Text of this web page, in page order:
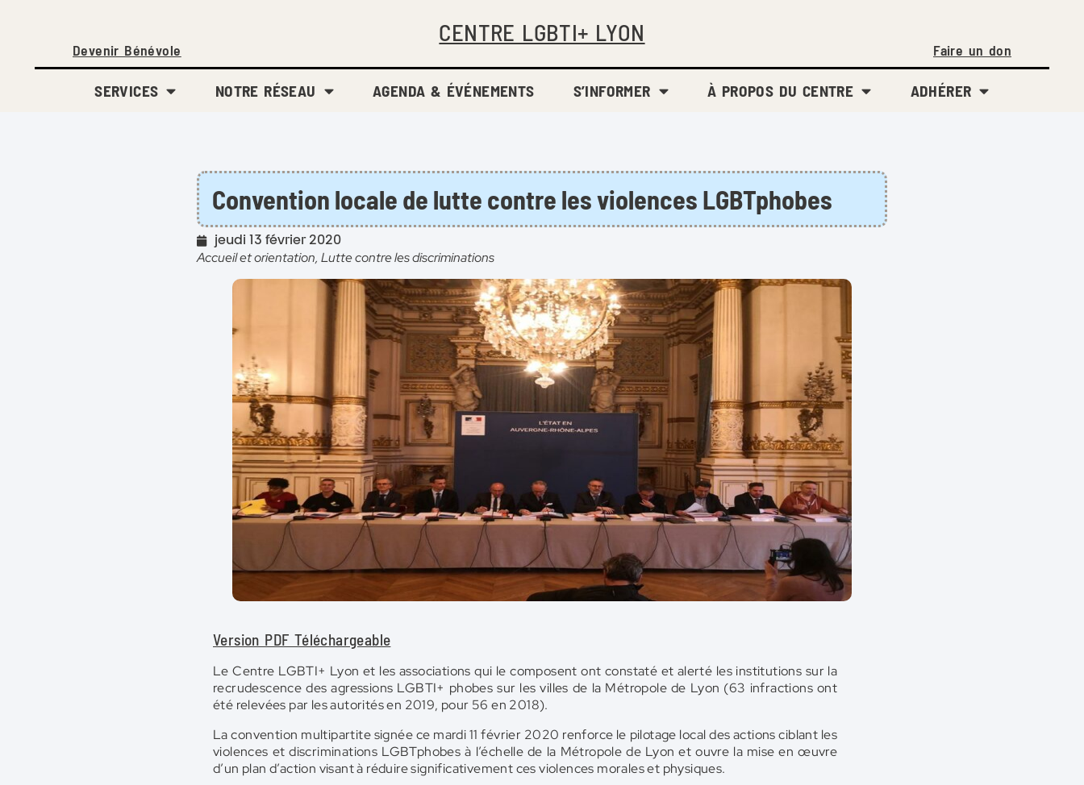
CENTRE LGBTI+ LYON
Devenir Bénévole Faire un don
SERVICES NOTRE RÉSEAU AGENDA & ÉVÉNEMENTS S’INFORMER À PROPOS DU CENTRE ADHÉRER
Convention locale de lutte contre les violences LGBTphobes
jeudi 13 février 2020
Accueil et orientation, Lutte contre les discriminations
Version PDF Téléchargeable
Le Centre LGBTI+ Lyon et les associations qui le composent ont constaté et alerté les institutions sur la
recrudescence des agressions LGBTI+ phobes sur les villes de la Métropole de Lyon (63 infractions ont
été relevées par les autorités en 2019, pour 56 en 2018).
La convention multipartite signée ce mardi 11 février 2020 renforce le pilotage local des actions ciblant les
violences et discriminations LGBTphobes à l’échelle de la Métropole de Lyon et ouvre la mise en œuvre
d’un plan d’action visant à réduire significativement ces violences morales et physiques.